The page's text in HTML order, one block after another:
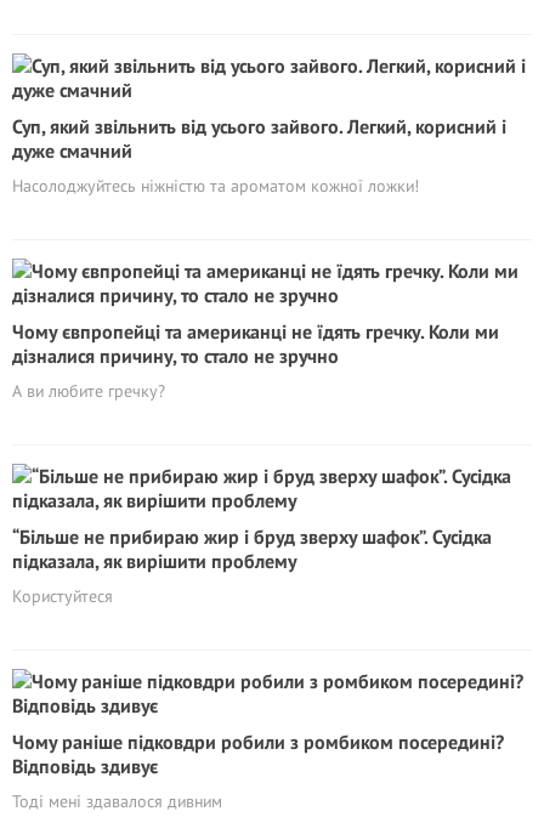
Суп, який звільнить від усього зайвого. Легкий, корисний і
дуже смачний
Насолоджуйтесь ніжністю та ароматом кожної ложки!
Чому євпропейці та американці не їдять гречку. Коли ми
дізналися причину, то стало не зручно
А ви любите гречку?
“Більше не прибираю жир і бруд зверху шафок”. Сусідка
підказала, як вирішити проблему
Користуйтеся
Чому раніше підковдри робили з ромбиком посередині?
Відповідь здивує
Тоді мені здавалося дивним